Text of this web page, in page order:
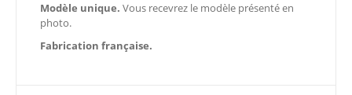
Modèle unique. Vous recevrez le modèle présenté en
photo.
Fabrication française.